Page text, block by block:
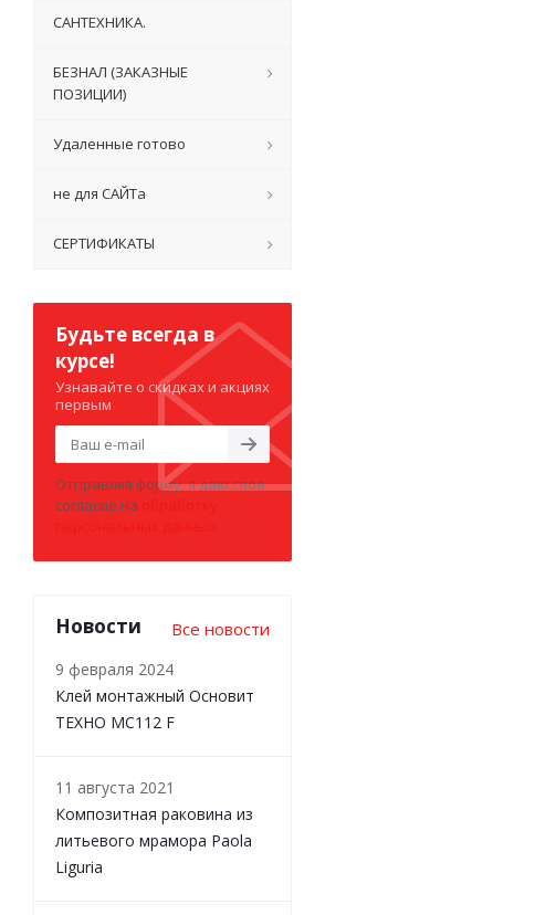
САНТЕХНИКА.
БЕЗНАЛ (ЗАКАЗНЫЕ
ПОЗИЦИИ)
Удаленные готово
не для САЙТа
СЕРТИФИКАТЫ
Будьте всегда в
курсе!
Узнавайте о скидках и акциях
первым
Отправляя форму, я даю свое
согласие на
Новости Все новости
9 февраля 2024
Клей монтажный Основит
ТЕХНО MC112 F
11 августа 2021
Композитная раковина из
литьевого мрамора Paola
Liguria